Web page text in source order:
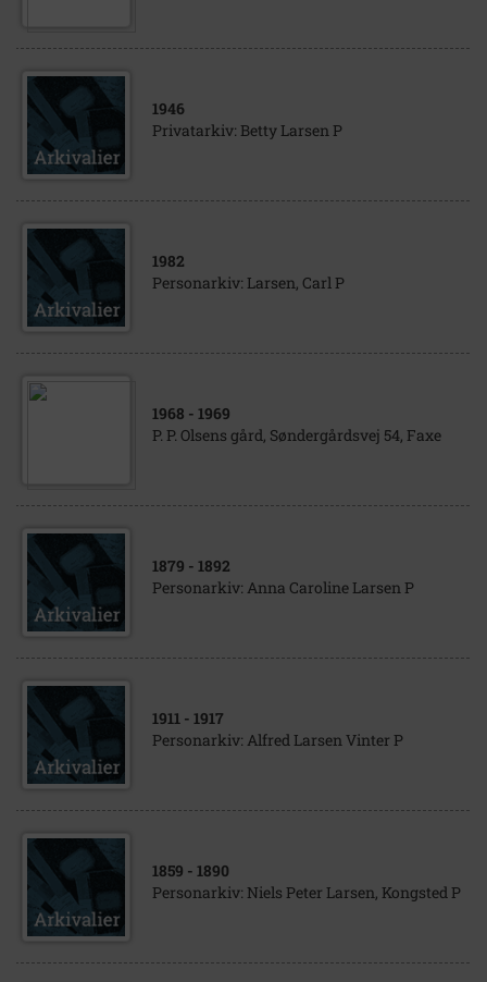
1946
Privatarkiv: Betty Larsen P
1982
Personarkiv: Larsen, Carl P
1968 - 1969
P. P. Olsens gård, Søndergårdsvej 54, Faxe
1879 - 1892
Personarkiv: Anna Caroline Larsen P
1911 - 1917
Personarkiv: Alfred Larsen Vinter P
1859 - 1890
Personarkiv: Niels Peter Larsen, Kongsted P